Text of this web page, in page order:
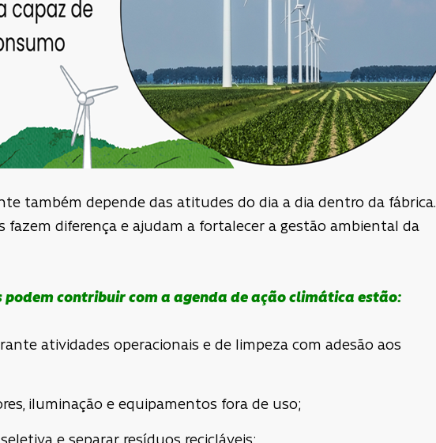
também depende das atitudes do dia a dia dentro da fábrica.
fazem diferença e ajudam a fortalecer a gestão ambiental da
podem contribuir com a agenda de ação climática estão:
atividades operacionais e de limpeza com adesão aos
iluminação e equipamentos fora de uso;